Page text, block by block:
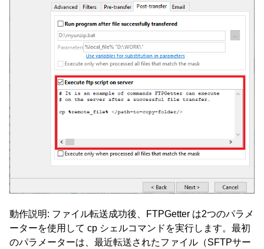
動作説明: ファイル転送成功後、FTPGetter は2つのパラメ
ーターを使用して cp シェルコマンドを実行します。最初
のパラメーターは、最近転送されたファイル（SFTPサー